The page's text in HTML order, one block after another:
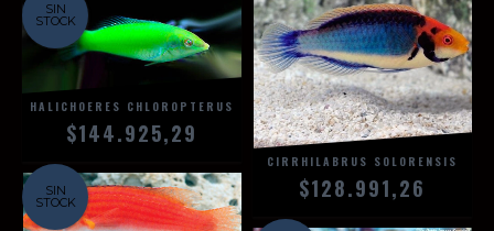
SIN
STOCK
HALICHOERES CHLOROPTERUS
$144.925,29
CIRRHILABRUS SOLORENSIS
$128.991,26
SIN
STOCK